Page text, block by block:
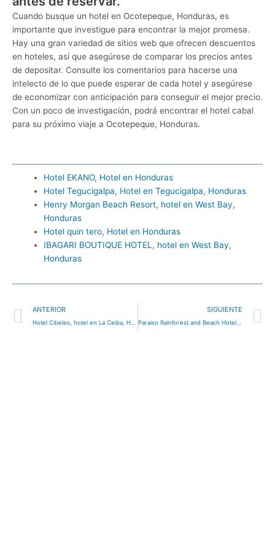
Cuando busque un hotel en Ocotepeque, Honduras, es
importante que investigue para encontrar la mejor promesa.
Hay una gran variedad de sitios web que ofrecen descuentos
en hoteles, así que asegúrese de comparar los precios antes
de depositar. Consulte los comentarios para hacerse una
intelecto de lo que puede esperar de cada hotel y asegúrese
de economizar con anticipación para conseguir el mejor precio.
Con un poco de investigación, podrá encontrar el hotel cabal
para su próximo viaje a Ocotepeque, Honduras.
Hotel EKANO, Hotel en Honduras
Hotel Tegucigalpa, Hotel en Tegucigalpa, Honduras
Henry Morgan Beach Resort, hotel en West Bay,
Honduras
Hotel quin tero, Hotel en Honduras
IBAGARI BOUTIQUE HOTEL, hotel en West Bay,
Honduras
Ant
ANTERIOR
Hotel Cibeles, hotel en La Ceiba, Honduras
SIGUIENTE
Paraiso Rainforest and Beach Hotel, hotel en Tegucigalpa, Honduras